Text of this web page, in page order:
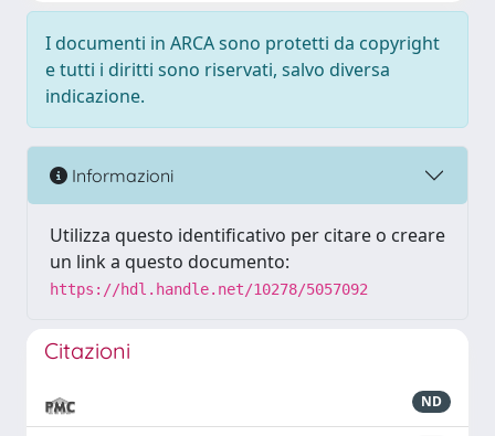
I documenti in ARCA sono protetti da copyright
e tutti i diritti sono riservati, salvo diversa
indicazione.
Informazioni
Utilizza questo identificativo per citare o creare
un link a questo documento:
https://hdl.handle.net/10278/5057092
Citazioni
ND